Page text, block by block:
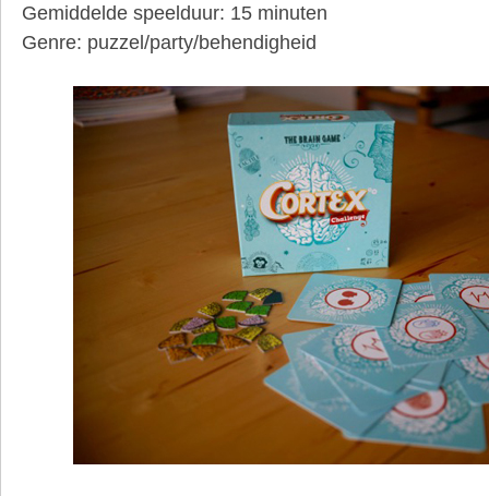
Gemiddelde speelduur: 15 minuten
Genre: puzzel/party/behendigheid